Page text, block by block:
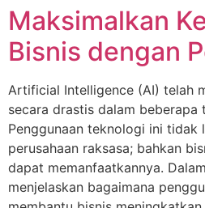
Maksimalkan
Bisnis dengan
Artificial Intelligence (AI) telah
secara drastis dalam beberapa
Penggunaan teknologi ini tidak
perusahaan raksasa; bahkan
dapat memanfaatkannya.
menjelaskan bagaimana